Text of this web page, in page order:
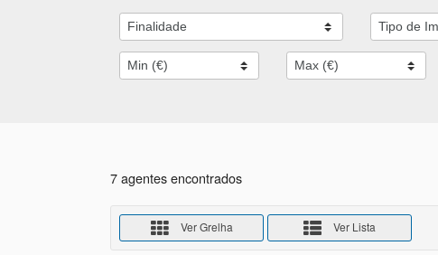
7 agentes encontrados
Ver Grelha Ver Lista